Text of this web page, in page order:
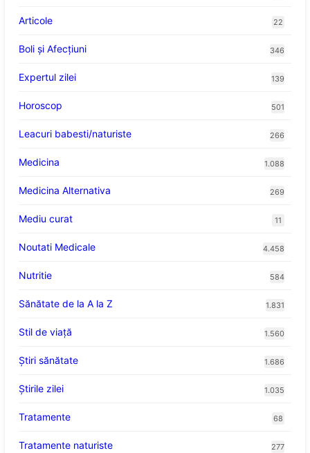
Articole 22
Boli și Afecțiuni 346
Expertul zilei 139
Horoscop 501
Leacuri babesti/naturiste 266
Medicina 1.088
Medicina Alternativa 269
Mediu curat 11
Noutati Medicale 4.458
Nutritie 584
Sănătate de la A la Z 1.831
Stil de viaţă 1.560
Ştiri sănătate 1.686
Știrile zilei 1.035
Tratamente 68
Tratamente naturiste 277